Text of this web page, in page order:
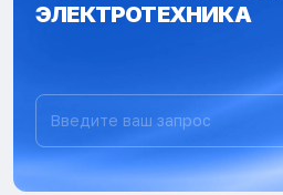
ЭЛЕКТРОТЕХНИКА